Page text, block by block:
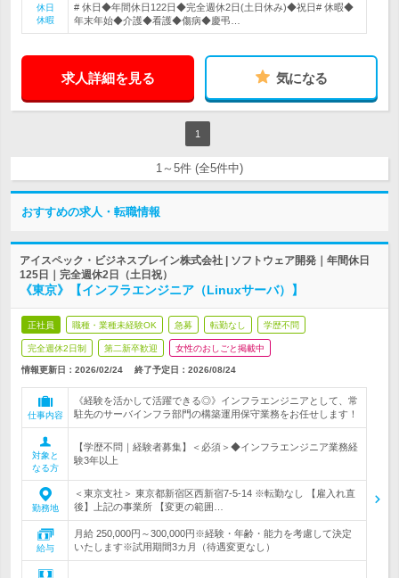
休日
休暇
# 休日◆年間休日122日◆完全週休2日(土日休み)◆祝日# 休暇◆
年末年始◆介護◆看護◆傷病◆慶弔…
求人詳細を見る 気になる
1
1～5件 (全5件中)
おすすめの求人・転職情報
アイスペック・ビジネスブレイン株式会社 | ソフトウェア開発｜年間休日
125日｜完全週休2日（土日祝）
《東京》【インフラエンジニア（Linuxサーバ）】
正社員 職種・業種未経験OK 急募 転勤なし 学歴不問
完全週休2日制 第二新卒歓迎 女性のおしごと掲載中
情報更新日：2026/02/24 終了予定日： 2026/08/24
仕事内容
《経験を活かして活躍できる◎》インフラエンジニアとして、常
駐先のサーバインフラ部門の構築運用保守業務をお任せします！
対象と
なる方
【学歴不問｜経験者募集】＜必須＞◆インフラエンジニア業務経
験3年以上
勤務地
＜東京支社＞ 東京都新宿区西新宿7-5-14 ※転勤なし 【雇入れ直
後】上記の事業所 【変更の範囲…
給与
月給 250,000円～300,000円※経験・年齢・能力を考慮して決定
いたします※試用期間3カ月（待遇変更なし）